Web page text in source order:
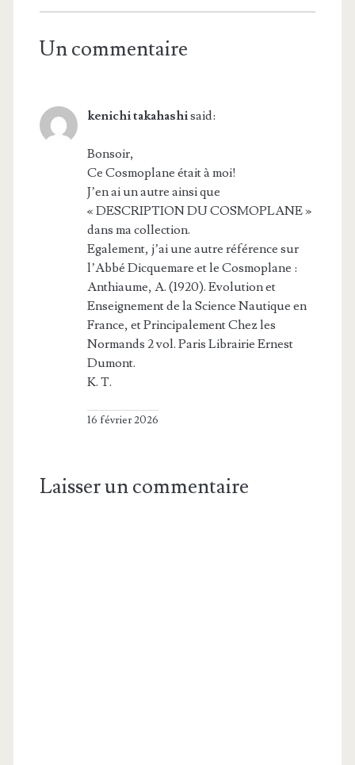
Un commentaire
kenichi takahashisaid:
Bonsoir,
Ce Cosmoplane était à moi!
J’en ai un autre ainsi que
« DESCRIPTION DU COSMOPLANE »
dans ma collection.
Egalement, j’ai une autre référence sur
l’Abbé Dicquemare et le Cosmoplane :
Anthiaume, A. (1920). Evolution et
Enseignement de la Science Nautique en
France, et Principalement Chez les
Normands 2 vol. Paris Librairie Ernest
Dumont.
K. T.
16 février 2026
Laisser un commentaire